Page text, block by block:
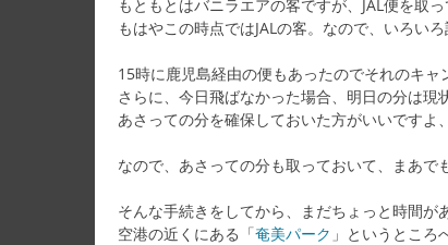
もともとはバニラエアの客ですが、JAL便を取
もはやこの時点ではJALの客。なので、いろいろ
15時に鹿児島経由の便もあったのでそれのキャ
さらに、今日飛ばなかった場合、明日の分は現
あさっての分を確保しておいた方がいいですよ
なので、あさっての分も取っておいて、まあで
そんな手続きをしてから、まだちょっと時間が
空港の近くにある「奄美パーク 」というところ